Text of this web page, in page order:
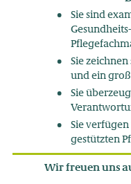
Sie sind
Sie
und ein
Sie
Sie
gestützten
Wir freuen uns